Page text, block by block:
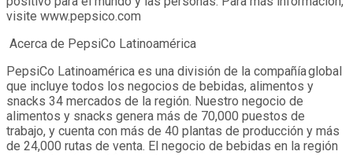
visite www.pepsico.com
Acerca de PepsiCo Latinoamérica
PepsiCo Latinoamérica es una división de la compañía global
que incluye todos los negocios de bebidas, alimentos y
snacks 34 mercados de la región. Nuestro negocio de
alimentos y snacks genera más de 70,000 puestos de
trabajo, y cuenta con más de 40 plantas de producción y más
de 24,000 rutas de venta. El negocio de bebidas en la región